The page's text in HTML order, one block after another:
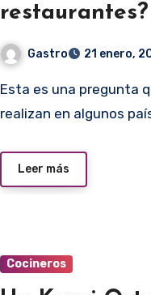
restaurantes?
Gastro 21 enero,
Esta es una pregunta que cada vez con más insistencia se
realizan en algunos
Leer más
Cocineros